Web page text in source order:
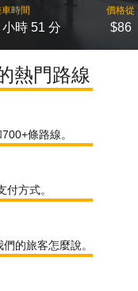
時間
小時 51 分
價格從
$86
熱門路線
條路線。
方式。
們的旅客怎麼說。